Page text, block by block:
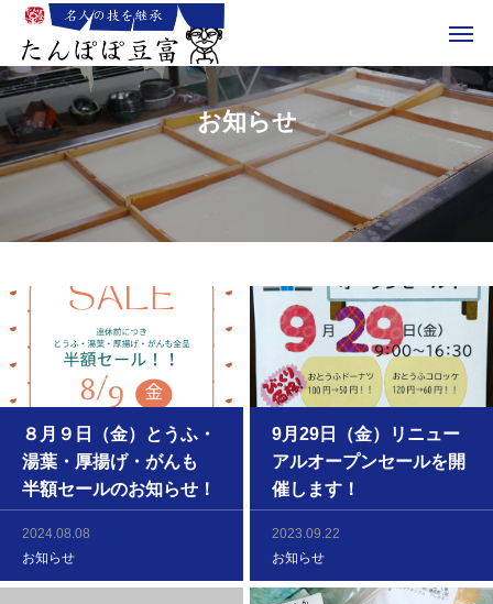
お知らせ
８月９日（金）とうふ・
湯葉・厚揚げ・がんも
半額セールのお知らせ！
2024.08.08
お知らせ
9月29日（金）リニュー
アルオープンセールを開
催します！
2023.09.22
お知らせ